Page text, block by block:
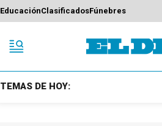
EducaciónClasificadosFúnebres
TEMAS DE HOY: